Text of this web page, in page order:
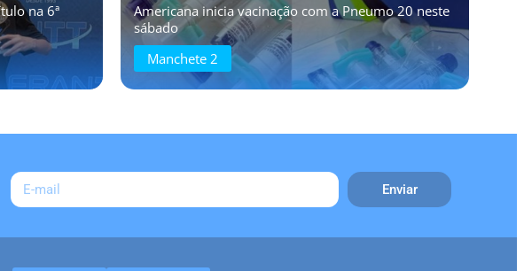
na 6ª
Americana inicia vacinação com a Pneumo 20 neste
sábado
Manchete 2
Enviar